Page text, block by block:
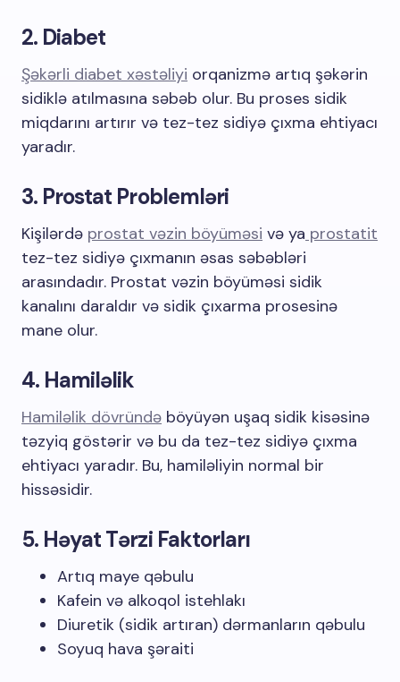
2. Diabet
Şəkərli diabet xəstəliyi orqanizmə artıq şəkərin
sidiklə atılmasına səbəb olur. Bu proses sidik
miqdarını artırır və tez-tez sidiyə çıxma ehtiyacı
yaradır.
3. Prostat Problemləri
Kişilərdə prostat vəzin böyüməsi və ya prostatit
tez-tez sidiyə çıxmanın əsas səbəbləri
arasındadır. Prostat vəzin böyüməsi sidik
kanalını daraldır və sidik çıxarma prosesinə
mane olur.
4. Hamiləlik
Hamiləlik dövründə böyüyən uşaq sidik kisəsinə
təzyiq göstərir və bu da tez-tez sidiyə çıxma
ehtiyacı yaradır. Bu, hamiləliyin normal bir
hissəsidir.
5. Həyat Tərzi Faktorları
Artıq maye qəbulu
Kafein və alkoqol istehlakı
Diuretik (sidik artıran) dərmanların qəbulu
Soyuq hava şəraiti